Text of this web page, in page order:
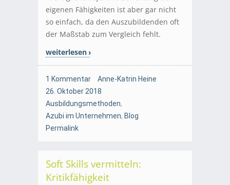
eigenen Fähigkeiten ist aber gar nicht
so einfach, da den Auszubildenden oft
der Maßstab zum Vergleich fehlt.
weiterlesen
1 Kommentar
Anne-Katrin Heine
26. Oktober 2018
Ausbildungsmethoden,
Azubi im Unternehmen, Blog
Permalink
Soft Skills vermitteln:
Kritikfähigkeit